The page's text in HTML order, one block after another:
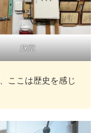
麹室
、ここは歴史を感じ